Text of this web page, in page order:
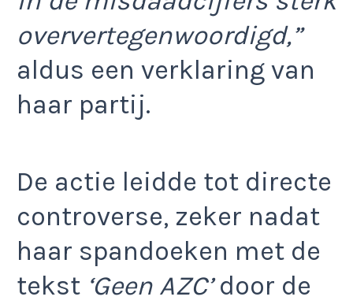
oververtegenwoordigd,”
aldus een verklaring van
haar partij.
De actie leidde tot directe
controverse, zeker nadat
haar spandoeken met de
tekst ‘Geen AZC’door de